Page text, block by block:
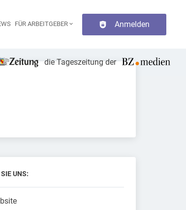
FÜR ARBEITGEBER Anmelden
die Tageszeitung der
UNS: